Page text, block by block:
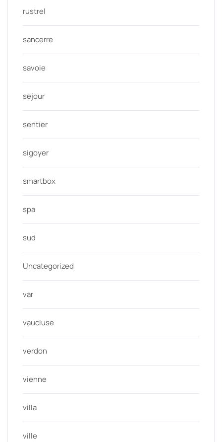
rustrel
sancerre
savoie
sejour
sentier
sigoyer
smartbox
spa
sud
Uncategorized
var
vaucluse
verdon
vienne
villa
ville